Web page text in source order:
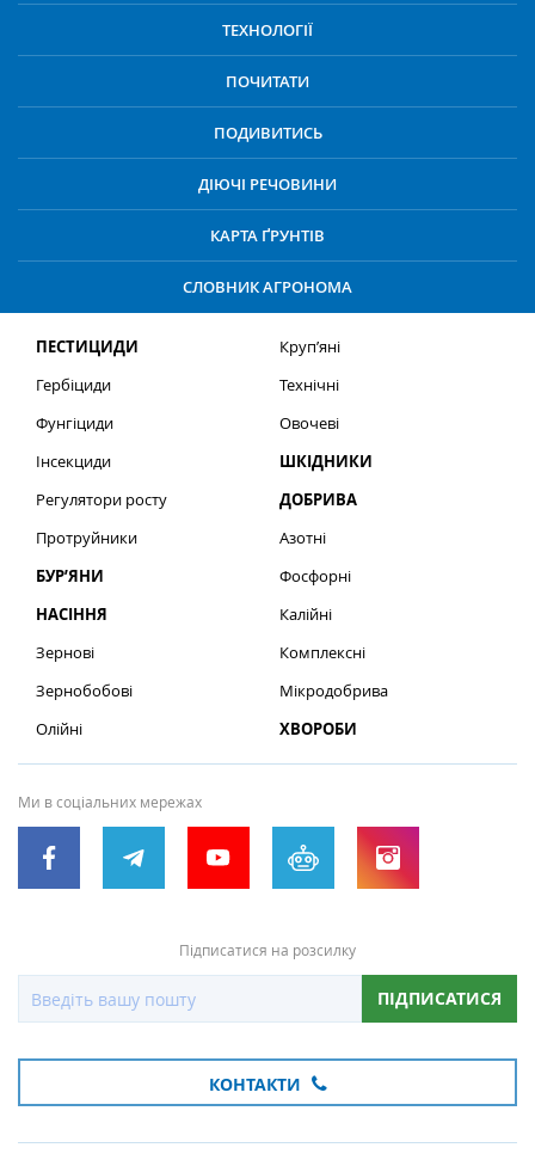
ТЕХНОЛОГІЇ
ПОЧИТАТИ
ПОДИВИТИСЬ
ДІЮЧІ РЕЧОВИНИ
КАРТА ҐРУНТІВ
СЛОВНИК АГРОНОМА
ПЕСТИЦИДИ
Гербіциди
Фунгіциди
Інсекциди
Регулятори росту
Протруйники
БУР’ЯНИ
НАСІННЯ
Зернові
Зернобобові
Олійні
Круп’яні
Технічні
Овочеві
ШКІДНИКИ
ДОБРИВА
Азотні
Фосфорні
Калійні
Комплексні
Мікродобрива
ХВОРОБИ
Ми в соціальних мережах
Підписатися на розсилку
ПІДПИСАТИСЯ
КОНТАКТИ